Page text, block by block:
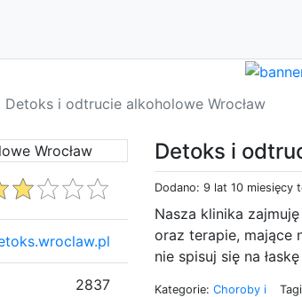
Detoks i odtrucie alkoholowe Wrocław
Detoks i
Dodano: 9 lat 10 miesięcy
Nasza klinika
oraz terapie, mające
nie spisuj się na
Kategorie: Choroby i
2837